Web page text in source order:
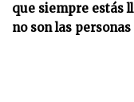
que siempre estás
no son las